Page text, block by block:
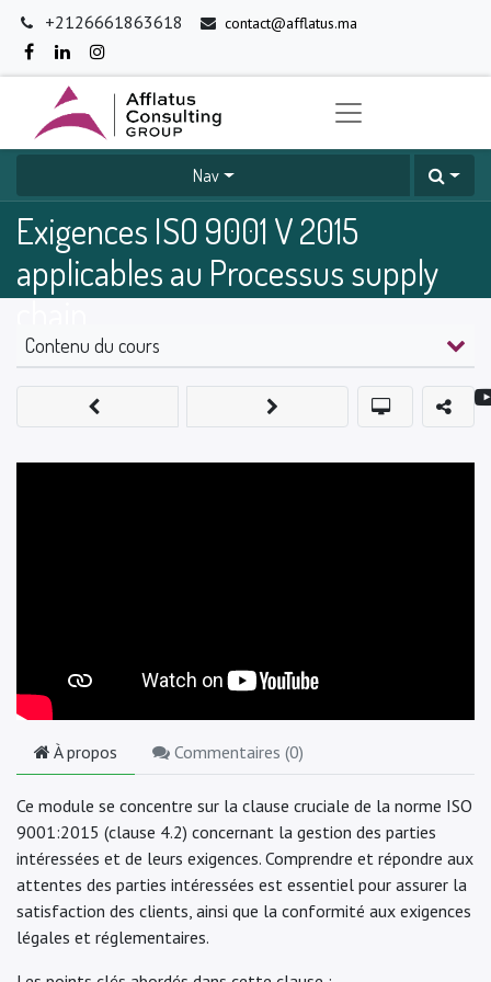
+2126661863618 contact@afflatus.ma
Nav
Exigences ISO 9001 V 2015
applicables au Processus supply
Contenu du cours
À propos Commentaires (0)
Ce module se concentre sur la clause cruciale de la norme ISO
9001:2015 (clause 4.2) concernant la gestion des parties
intéressées et de leurs exigences. Comprendre et répondre aux
attentes des parties intéressées est essentiel pour assurer la
satisfaction des clients, ainsi que la conformité aux exigences
légales et réglementaires.